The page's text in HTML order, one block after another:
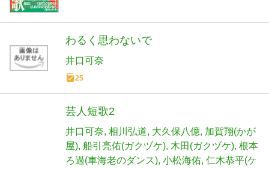
わるく思わないで
井口可奈
25
芸人短歌2
井口可奈 相川弘道 大久保八億 加賀翔(かが
屋) 船引亮佑(ガクヅケ) 木田(ガクヅケ) 根本
ろ過(車海老のダンス) 小松海佑 仁木恭平(ケ